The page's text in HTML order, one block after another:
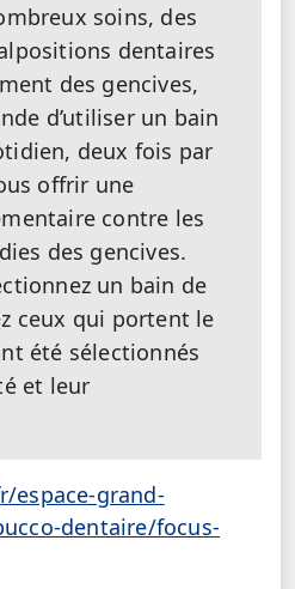
soins, des
dentaires
des gencives,
d’utiliser un bain
deux fois par
offrir une
contre les
des gencives.
un bain de
ceux qui portent le
été sélectionnés
et leur
espace-grand-
dentaire/focus-